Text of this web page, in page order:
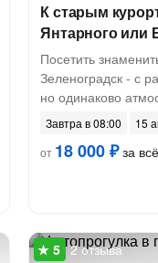
К старым
Янтарного или
Посетить
Зеленоградск - с
но одинаково
Завтра в 08:00
15
от 18 000 ₽за
2 отзыва